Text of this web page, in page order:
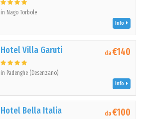
in Nago Torbole
Info
Hotel Villa Garuti
in Padenghe (Desenzano)
da€140
Info
Hotel Bella Italia da€100